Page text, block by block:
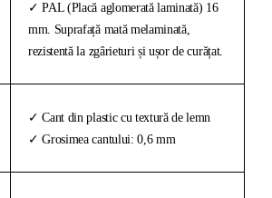
✓ PAL (Placă aglomerată laminată) 16
mm. Suprafață mată melaminată,
rezistentă la zgârieturi și ușor de curățat.
✓ Cant din plastic cu textură de lemn
✓ Grosimea cantului: 0,6 mm